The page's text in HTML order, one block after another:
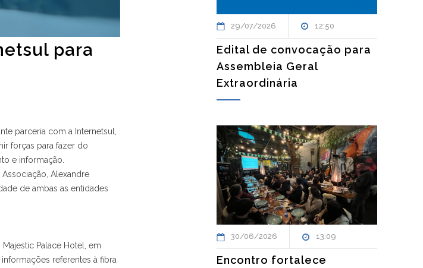
para
parceria com a Internetsul,
forças para fazer do
e informação.
Alexandre
de ambas as entidades
Palace Hotel, em
referentes à fibra
29/07/2026 12:50
Edital de convocação para
Assembleia Geral
Extraordinária
30/06/2026 13:09
Encontro fortalece